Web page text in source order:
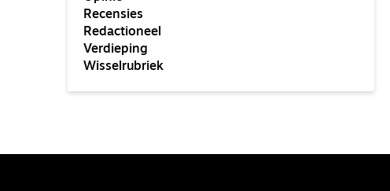
Recensies
Redactioneel
Verdieping
Wisselrubriek